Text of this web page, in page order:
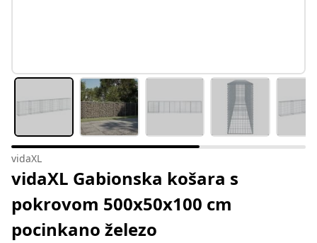
vidaXL
vidaXL Gabionska košara s
pokrovom 500x50x100 cm
pocinkano železo